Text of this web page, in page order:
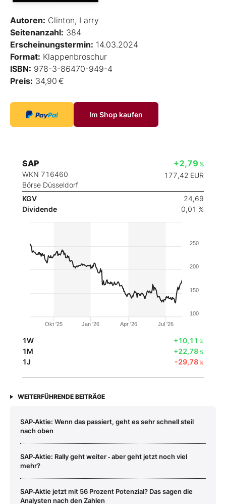
Autoren: Clinton, Larry
Seitenanzahl: 384
Erscheinungstermin: 14.03.2024
Format: Klappenbroschur
ISBN: 978-3-86470-949-4
Preis: 34,90 €
Im Shop kaufen
SAP
WKN 716460
Börse Düsseldorf
+2,79 %
177,42 EUR
KGV
24,69
Dividende
0,01 %
Okt '25 Jan '26 Apr '26 Jul '26
100
150
200
250
1W +10,11 %
1M +22,78%
1J -29,78%
WEITERFÜHRENDE BEITRÄGE
SAP‑Aktie: Wenn das passiert, geht es sehr schnell steil
nach oben
SAP‑Aktie: Rally geht weiter ‑ aber geht jetzt noch viel
mehr?
SAP‑Aktie jetzt mit 56 Prozent Potenzial? Das sagen die
Analysten nach den Zahlen